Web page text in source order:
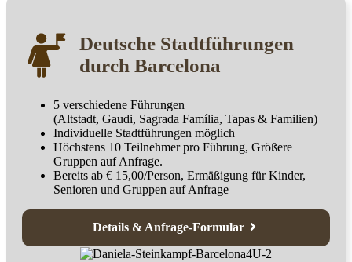
Deutsche Stadtführungen
durch Barcelona
5 verschiedene Führungen
(Altstadt, Gaudi, Sagrada Família, Tapas & Familien)
Individuelle Stadtführungen möglich
Höchstens 10 Teilnehmer pro Führung, Größere
Gruppen auf Anfrage.
Bereits ab € 15,00/Person, Ermäßigung für Kinder,
Senioren und Gruppen auf Anfrage
Details & Anfrage-Formular